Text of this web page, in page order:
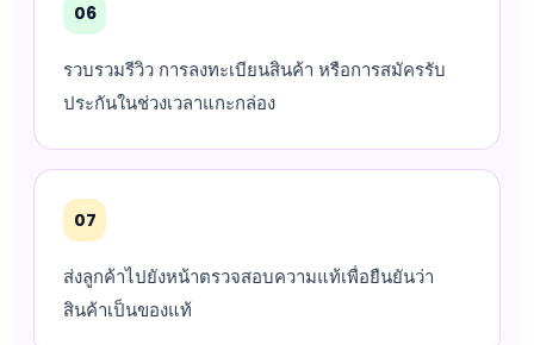
06
รวบรวมรีวิว การลงทะเบียนสินค้า หรือการสมัครรับ
ประกันในช่วงเวลาแกะกล่อง
07
ส่งลูกค้าไปยังหน้าตรวจสอบความแท้เพื่อยืนยันว่า
สินค้าเป็นของแท้